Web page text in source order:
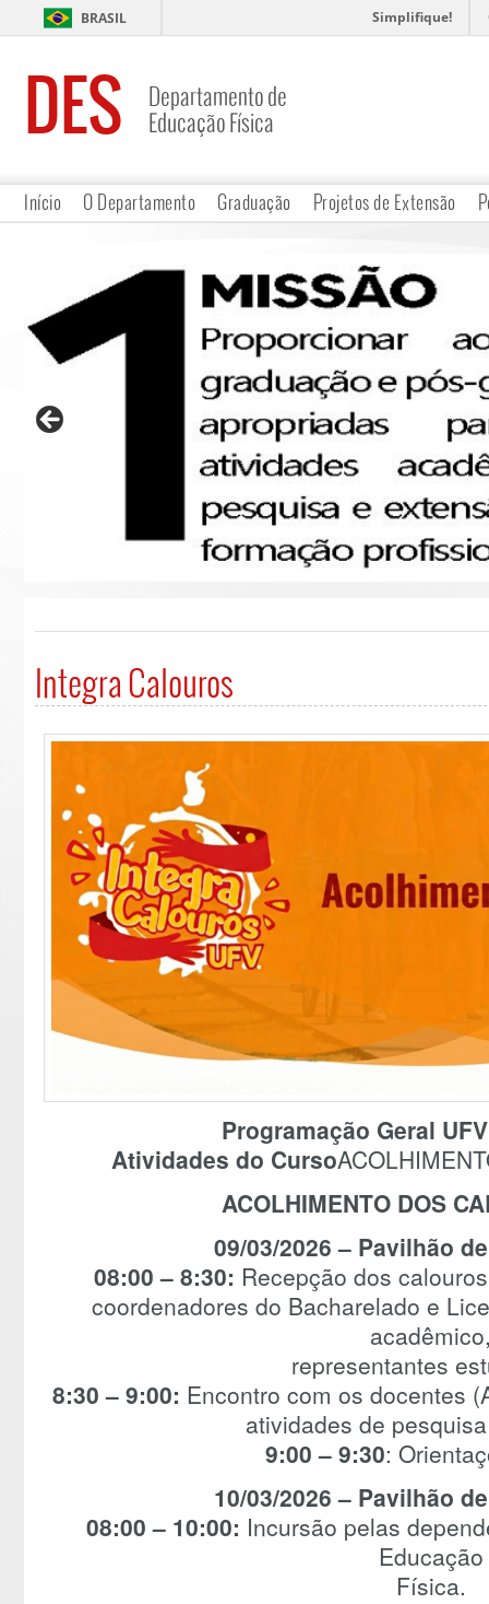
BRASIL Simplifique!
DES
Departamento de
Educação Física
Início O Departamento Graduação Projetos de Extensão
Integra Calouros
Programação Geral
Atividades do Curso
ACOLHIMENTO DOS
09/03/2026 – Pavilhão
08:00 – 8:30: Recepção dos
coordenadores do Bacharelado e
representantes
8:30 – 9:00: Encontro com os docentes
atividades de
9:00 – 9:30:
10/03/2026 – Pavilhão
08:00 – 10:00: Incursão pelas
Educação
Física.